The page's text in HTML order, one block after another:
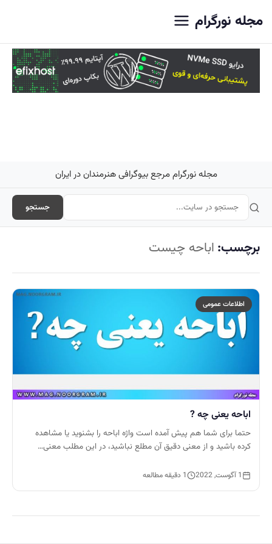
مجله نورگرام
مجله نورگرام مرجع بیوگرافی هنرمندان در ایران
جستجو
برچسب: اباحه چیست
اطلاعات عمومی
اباحه یعنی چه ?
حتما برای شما هم پیش آمده است واژه اباحه را بشنوید یا مشاهده
کرده باشید و از معنی دقیق آن مطلع نباشید، در این مطلب معنی…
1 آگوست, 2022 1 دقیقه مطالعه